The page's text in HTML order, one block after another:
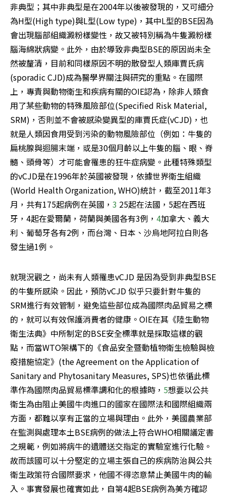
非典型；其中非典型是在2004年以後被發現的，又可細分
為H型(High type)與L型(Low type)，其中L型的BSE因為
會出現腦部組織澱粉樣變性，故又被特別稱為牛隻澱粉樣
腦海綿狀病變。此外，由於導致非典型BSE的原因尚未全
然被釐清，目前和同樣原因不明的散發型人類庫賈氏病
(sporadic CJD)成為醫學界關注與研究的重點。在國際
上，專責與動物衛生和疾病有關的OIE認為，除非人類食
用了某些動物的特殊風險部位(Specified Risk Material,
SRM)，否則並不會被感染變異型的庫賈氏症(vCJD)，也
就是人類因食用受到污染的動物風險部位（例如：牛隻的
扁桃腺與迴腸末端，或是30個月齡以上牛隻的腦、眼、脊
髓、頭骨等）才可能會罹患的狂牛症病變。此種特殊類型
的vCJD是在1996年於英國被發現，依據世界衛生組織
(World Health Organization, WHO)統計，截至2011年3
月，共有175起病例在英國， 3 25起在法國，5起在西班
牙，4起在愛爾蘭，荷蘭與美國各有3例， 4加拿大、義大
利、葡萄牙各有2例，而台灣、日本、沙烏地阿拉白則各
發生過1例。
就現況觀之，尚未有人類罹患vCJD 是因為受到非典型BSE
的牛隻所感染。因此，預防vCJD 似乎只要針對牛隻的
SRM進行有效管制，避免這些部位成為國際肉品貿易之標
的，就可以有效保護消費者的健康。OIE在其《陸生動物
衛生法典》中所制定的BSE安全標準就是採取這樣的觀
點，而當WTO架構下的《食品安全暨動植物衛生檢驗與檢
疫措施協定》(the Agreement on the Application of
Sanitary and Phytosanitary Measures, SPS)也依循此標
準作為國際肉品貿易標準調和化的根據時， 5想要以公共
衛生為由阻止美國牛肉進口的國家在國際法和國際組織兩
方面，都難以享有正當的立場與理由。此外，美國農業部
在監測與處理本土BSE病例的做法上符合WHO相關議定書
之規範，例如將病牛的遺體送交指定的實驗室進行化驗。
故而該國可以十分堅定的立場主張自己的疾病防治與公共
衛生政策符合國際要求，他國不得恣意禁止美國牛肉的輸
入。事實發展也確實如此，自第4起BSE病例為美方確認